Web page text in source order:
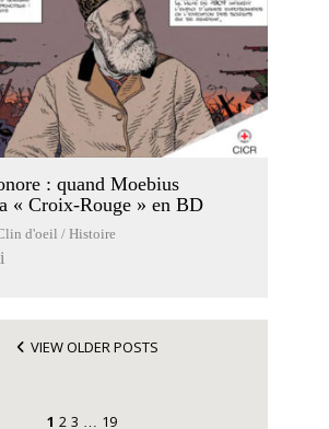
: quand Moebius
« Croix-Rouge » en BD
d'oeil / Histoire
VIEW OLDER POSTS
1 2 3 … 19